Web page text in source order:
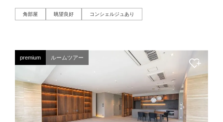
角部屋 眺望良好 コンシェルジュあり
premium ルームツアー